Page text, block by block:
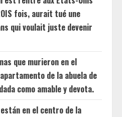
fois, aurait tué une
qui voulait juste devenir
que murieron en el
de la abuela de
como amable y devota.
en el centro de la